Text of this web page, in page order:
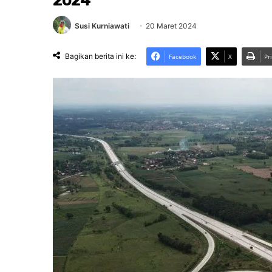
Susi Kurniawati 20 Maret 2024
Bagikan berita ini ke: Facebook X